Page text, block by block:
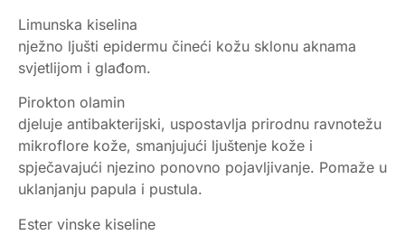
Limunska kiselina
nježno ljušti epidermu čineći kožu sklonu aknama
svjetlijom i glađom.
Pirokton olamin
djeluje antibakterijski, uspostavlja prirodnu ravnotežu
mikroflore kože, smanjujući ljuštenje kože i
spječavajući njezino ponovno pojavljivanje. Pomaže u
uklanjanju papula i pustula.
Ester vinske kiseline